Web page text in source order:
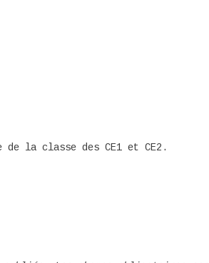
la classe des CE1 et CE2.